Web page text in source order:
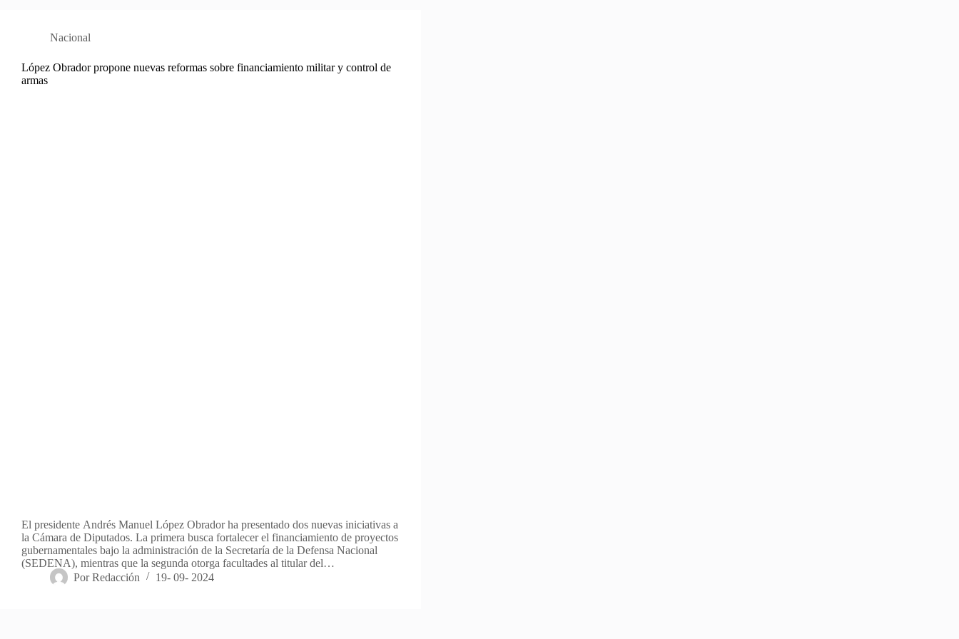
Nacional
López Obrador propone nuevas reformas sobre financiamiento militar y control de
armas
El presidente Andrés Manuel López Obrador ha presentado dos nuevas iniciativas a
la Cámara de Diputados. La primera busca fortalecer el financiamiento de proyectos
gubernamentales bajo la administración de la Secretaría de la Defensa Nacional
(SEDENA), mientras que la segunda otorga facultades al titular del…
Por Redacción 19- 09- 2024